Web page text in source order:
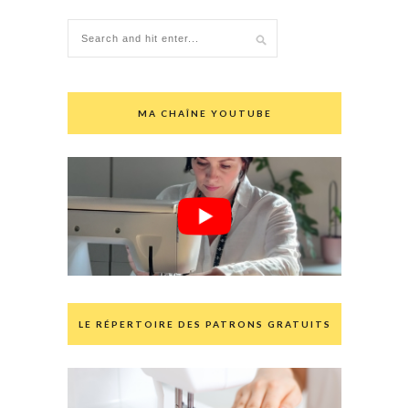
MA CHAÎNE YOUTUBE
LE RÉPERTOIRE DES PATRONS GRATUITS